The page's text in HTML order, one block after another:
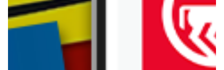
Carrefour
Oferta od czwartku
WIĘCEJ GAZETEK